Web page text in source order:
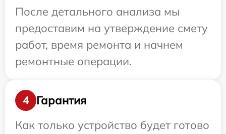
После детального анализа мы
предоставим на утверждение смету
работ, время ремонта и начнем
ремонтные операции.
4
Гарантия
Как только устройство будет готово